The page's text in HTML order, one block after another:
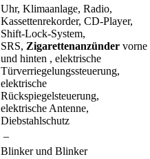
Uhr, Klimaanlage, Radio,
Kassettenrekorder, CD-Player,
Shift-Lock-System,
SRS, Zigarettenanzünder vorne
und hinten , elektrische
Türverriegelungssteuerung,
elektrische
Rückspiegelsteuerung,
elektrische Antenne,
Diebstahlschutz
–
Blinker und Blinker